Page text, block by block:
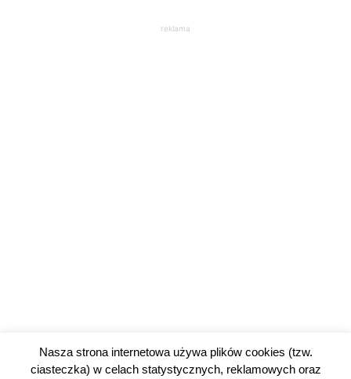
reklama
Nasza strona internetowa używa plików cookies (tzw.
ciasteczka) w celach statystycznych, reklamowych oraz